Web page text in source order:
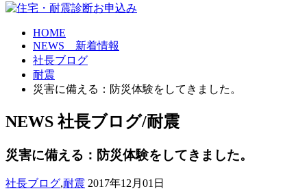
HOME
NEWS 新着情報
社長ブログ
耐震
災害に備える：防災体験をしてきました。
NEWS 社長ブログ/耐震
災害に備える：防災体験をしてきました。
社長ブログ,耐震 2017年12月01日